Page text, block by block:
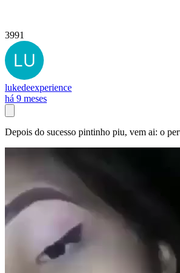
3991
lukedeexperience
há 9 meses
Depois do sucesso pintinho piu, vem ai: o